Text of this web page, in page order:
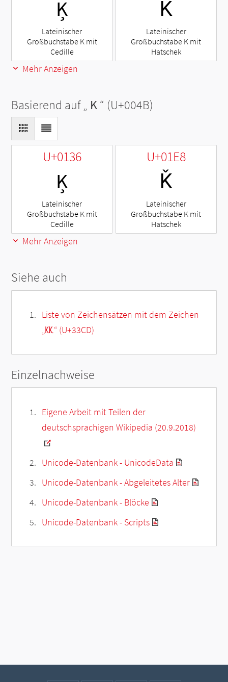
Ķ
Lateinischer
Großbuchstabe K mit
Cedille
Ǩ
Lateinischer
Großbuchstabe K mit
Hatschek
Mehr Anzeigen
Basierend auf „ K“ (U+004B)
U+0136
Ķ
Lateinischer
Großbuchstabe K mit
Cedille
U+01E8
Ǩ
Lateinischer
Großbuchstabe K mit
Hatschek
Mehr Anzeigen
Siehe auch
Liste von Zeichensätzen mit dem Zeichen
„㏍“ (U+33CD)
Einzelnachweise
Eigene Arbeit mit Teilen der
deutschsprachigen Wikipedia (20.9.2018)
Unicode-Datenbank - UnicodeData
Unicode-Datenbank - Abgeleitetes Alter
Unicode-Datenbank - Blöcke
Unicode-Datenbank - Scripts